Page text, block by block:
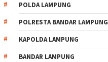
POLDA LAMPUNG
POLRESTA BANDAR LAMPUNG
KAPOLDA LAMPUNG
BANDAR LAMPUNG